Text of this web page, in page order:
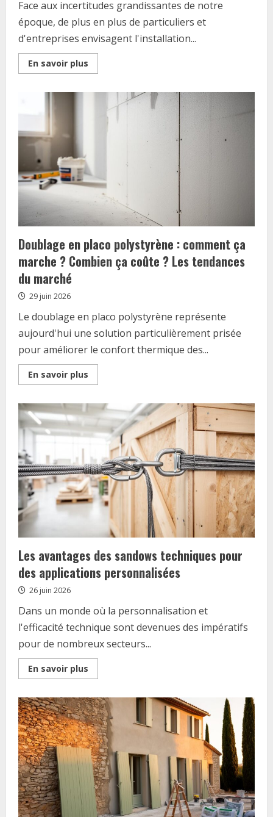
Face aux incertitudes grandissantes de notre
époque, de plus en plus de particuliers et
d'entreprises envisagent l'installation...
En savoir plus
more
fabricant
français
pour
modulaire
?
Doublage en placo polystyrène : comment ça
marche ? Combien ça coûte ? Les tendances
du marché
29 juin 2026
Le doublage en placo polystyrène représente
aujourd'hui une solution particulièrement prisée
pour améliorer le confort thermique des...
En savoir plus
more
placo
polystyrène
comment
marche
?
Combien
ça
coûte
?
Les
tendances
marché
Les avantages des sandows techniques pour
des applications personnalisées
26 juin 2026
Dans un monde où la personnalisation et
l'efficacité technique sont devenues des impératifs
pour de nombreux secteurs...
En savoir plus
more
avantages
des
sandows
techniques
pour
des
applications
personnalisées